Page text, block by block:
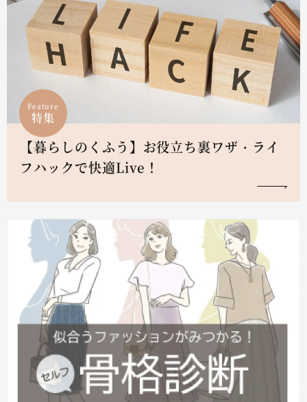
Feature
特集
【暮らしのくふう】お役立ち裏ワザ・ライ
フハックで快適Live！